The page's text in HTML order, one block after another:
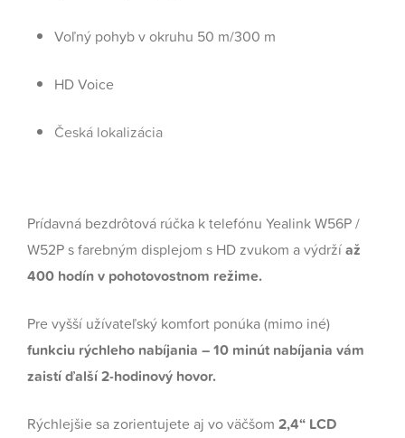
Voľný pohyb v okruhu 50 m/300 m
HD Voice
Česká lokalizácia
Prídavná bezdrôtová rúčka k telefónu Yealink W56P /
W52P s farebným displejom s HD zvukom a výdržíaž
400 hodín v pohotovostnom režime.
Pre vyšší užívateľský komfort ponúka (mimo iné)
funkciu rýchleho nabíjania – 10 minút nabíjania vám
zaistí ďalší 2-hodinový hovor.
Rýchlejšie sa zorientujete aj vo väčšom 2,4“ LCD